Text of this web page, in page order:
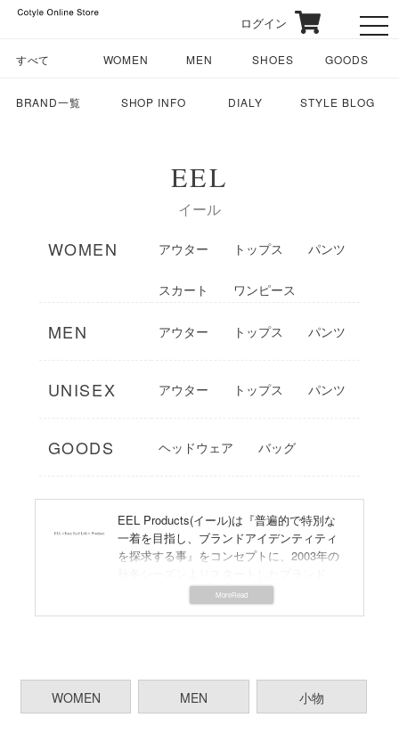
ログイン
すべて WOMEN MEN SHOES GOODS
BRAND一覧 SHOP INFO DIALY STYLE BLOG
EEL
イール
WOMEN アウター トップス パンツ
スカート ワンピース
MEN アウター トップス パンツ
UNISEX アウター トップス パンツ
GOODS ヘッドウェア バッグ
EEL Products(イール)は『普遍的で特別な
一着を目指し、ブランドアイデンティティ
を探求する事』をコンセプトに、2003年の
で、現在では東京の中目黒と五本木に旗艦
店を構えています。
ードなアイテムの中にも独特な世界観のあ
る他には無い洋服に。
また、春にはサクラコート、夏には砂浜デ
WOMEN MEN 小物